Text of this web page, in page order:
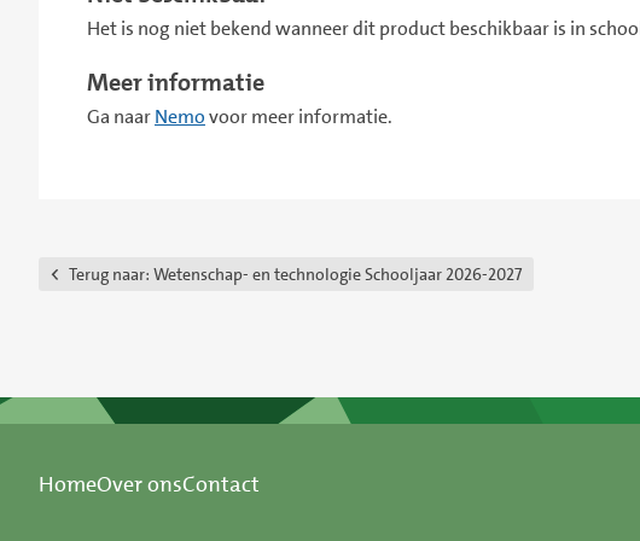
Het is nog niet bekend wanneer dit product beschikbaar is in
Meer informatie
Ga naarNemovoor meer informatie.
Terug naar: Wetenschap- en technologie Schooljaar 2026-2027
HomeOver onsContact